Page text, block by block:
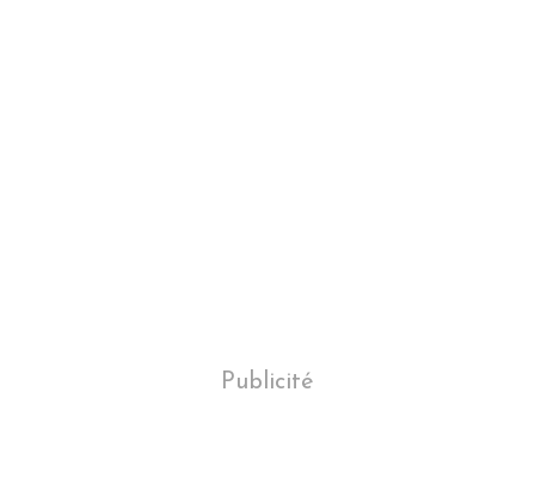
Publicité